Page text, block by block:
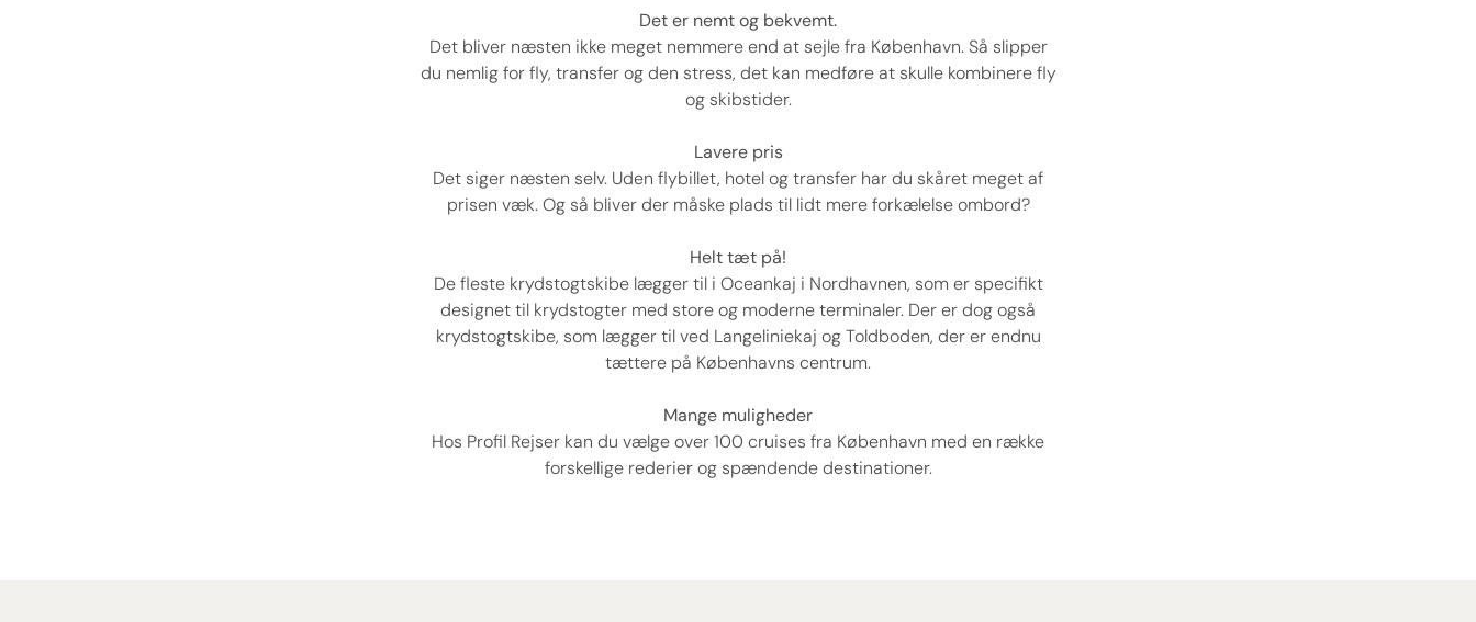
Det er nemt og bekvemt.
Det bliver næsten ikke meget nemmere end at sejle fra København. Så slipper
du nemlig for fly, transfer og den stress, det kan medføre at skulle kombinere fly
og skibstider.
Lavere pris
Det siger næsten selv. Uden flybillet, hotel og transfer har du skåret meget af
prisen væk. Og så bliver der måske plads til lidt mere forkælelse ombord?
Helt tæt på!
De fleste krydstogtskibe lægger til i Oceankaj i Nordhavnen, som er specifikt
designet til krydstogter med store og moderne terminaler. Der er dog også
krydstogtskibe, som lægger til ved Langeliniekaj og Toldboden, der er endnu
tættere på Københavns centrum.
Mange muligheder
Hos Profil Rejser kan du vælge over 100 cruises fra København med en række
forskellige rederier og spændende destinationer.